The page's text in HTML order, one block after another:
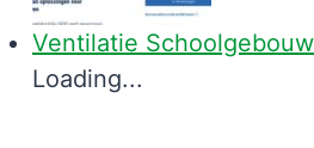
Ventilatie
Loading...